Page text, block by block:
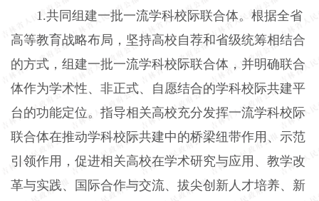
1.共同组建一批一流学科校际联合体。根据全省
高等教育战略布局，坚持高校自荐和省级统筹相结合
的方式，组建一批一流学科校际联合体，并明确联合
体作为学术性、非正式、自愿结合的学科校际共建平
台的功能定位。指导相关高校充分发挥一流学科校际
联合体在推动学科校际共建中的桥梁纽带作用、示范
引领作用，促进相关高校在学术研究与应用、教学改
革与实践、国际合作与交流、拔尖创新人才培养、新